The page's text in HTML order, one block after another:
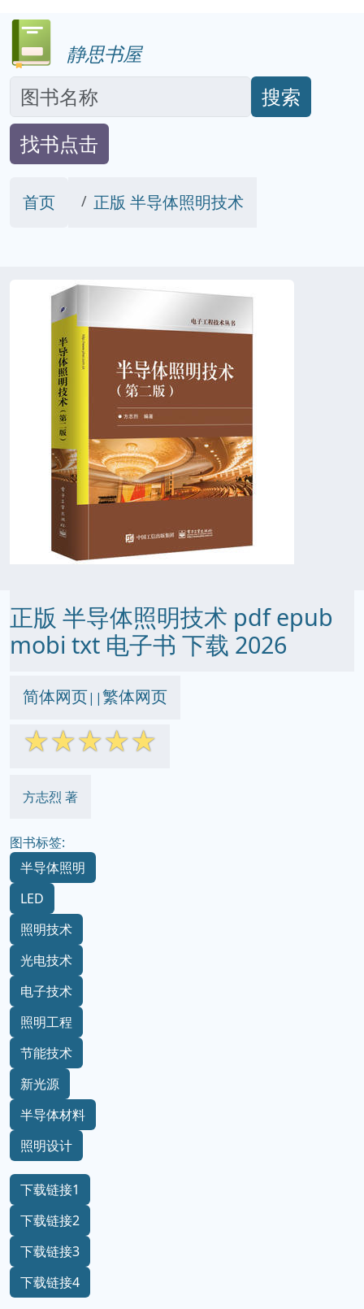
静思书屋
搜索
找书点击
首页 正版 半导体照明技术
正版 半导体照明技术 pdf epub
mobi txt 电子书 下载 2026
简体网页||繁体网页
☆☆☆☆☆
方志烈 著
图书标签:
半导体照明
LED
照明技术
光电技术
电子技术
照明工程
节能技术
新光源
半导体材料
照明设计
下载链接1
下载链接2
下载链接3
下载链接4